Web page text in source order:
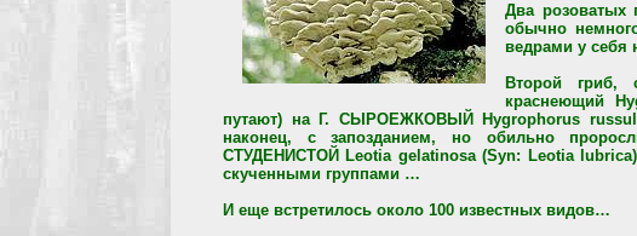
Два
обычно
ведрами у себя
Второй
краснеющий
путают) на Г. СЫРОЕЖКОВЫЙ Hygrophorus
наконец, с запозданием, но обильно
СТУДЕНИСТОЙ Leotia gelatinosa (Syn: Leotia
скученными группами …
И еще встретилось около 100 известных видов…